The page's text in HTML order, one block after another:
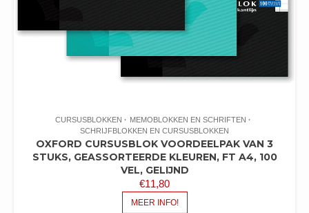
CURSUSBLOKKEN
MEMOBLOKKEN EN SCHRIFTEN
SCHRIJFBLOKKEN EN CURSUSBLOKKEN
OXFORD CURSUSBLOK VOORDEELPAK VAN 3
STUKS, GEASSORTEERDE KLEUREN, FT A4, 100
VEL, GELIJND
€11,80
MEER INFO!